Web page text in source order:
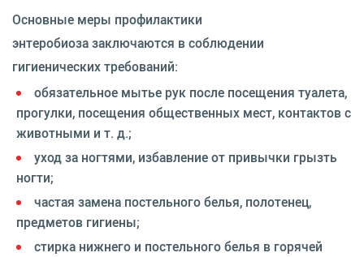
Основные меры профилактики
энтеробиоза заключаются в соблюдении
гигиенических требований:
обязательное мытье рук после посещения туалета,
прогулки, посещения общественных мест, контактов с
животными и т. д.;
уход за ногтями, избавление от привычки грызть
ногти;
частая замена постельного белья, полотенец,
предметов гигиены;
стирка нижнего и постельного белья в горячей